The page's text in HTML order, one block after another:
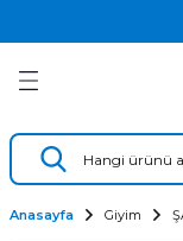
Anasayfa Giyim